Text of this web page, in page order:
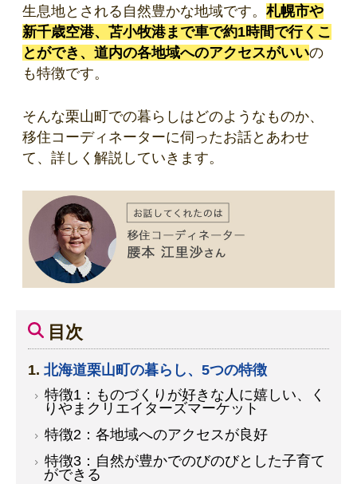
生息地とされる自然豊かな地域です。 札幌市や
新千歳空港、苫小牧港まで車で約1時間で行くこ
とができ、道内の各地域へのアクセスがいいの
も特徴です。
そんな栗山町での暮らしはどのようなものか、
移住コーディネーターに伺ったお話とあわせ
て、詳しく解説していきます。
目次
北海道栗山町の暮らし、5つの特徴
特徴1：ものづくりが好きな人に嬉しい、く
りやまクリエイターズマーケット
特徴2：各地域へのアクセスが良好
特徴3：自然が豊かでのびのびとした子育て
ができる